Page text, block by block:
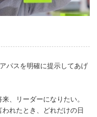
パスを明確に提示してあげ
、リーダーになりたい。
れたとき、どれだけの日